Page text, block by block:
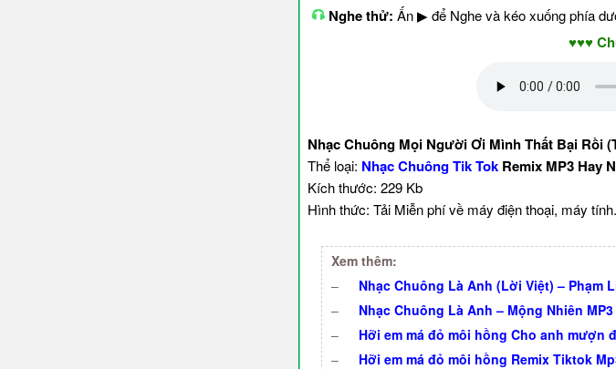
Nghe thử: Ấn ▶ để Nghe và kéo xuống phía
♥♥♥ Chúc Bạn
Nhạc Chuông Mọi Người Ơi Mình Thất Bại Rồi
Thể loại: Nhạc Chuông Tik Tok Remix MP3 Hay
Kích thước: 229 Kb
Hình thức: Tải Miễn phí về máy điện thoại, máy tính.
Xem thêm:
–
Nhạc Chuông Là Anh (Lời Việt) – Phạm
–
Nhạc Chuông Là Anh – Mộng Nhiên
–
Hỡi em má đỏ môi hồng Cho anh mượn
–
Hỡi em má đỏ môi hồng Remix Tiktok